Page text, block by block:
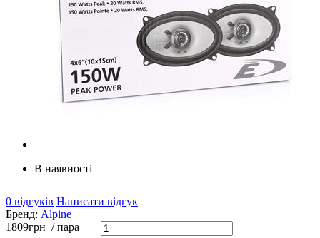
В наявності
0 відгуків Написати відгук
Бренд: Alpine
1809грн / пара